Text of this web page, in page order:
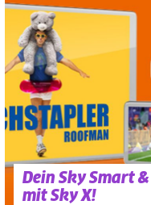
Dein Sky Smart
mit Sky X!